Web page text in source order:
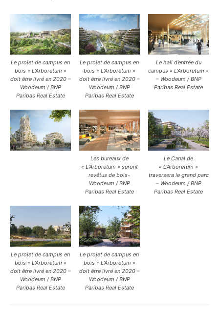
Le projet de campus en
bois « L’Arboretum »
doit être livré en 2020 –
Woodeum / BNP
Paribas Real Estate
Le projet de campus en
bois « L’Arboretum »
doit être livré en 2020 –
Woodeum / BNP
Paribas Real Estate
Le hall d’entrée du
campus « L’Arboretum »
– Woodeum / BNP
Paribas Real Estate
Les bureaux de
« L’Arboretum » seront
revêtus de bois-
Woodeum / BNP
Paribas Real Estate
Le Canal de
« L’Arboretum »
traversera le grand parc
– Woodeum / BNP
Paribas Real Estate
Le projet de campus en
bois « L’Arboretum »
doit être livré en 2020 –
Woodeum / BNP
Paribas Real Estate
Le projet de campus en
bois « L’Arboretum »
doit être livré en 2020 –
Woodeum / BNP
Paribas Real Estate